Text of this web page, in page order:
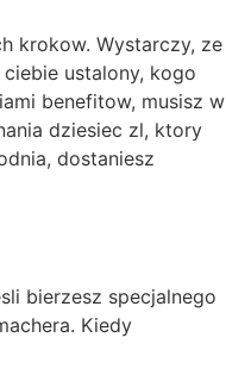
krokow. Wystarczy, ze
ustalony, kogo
benefitow, musisz w
dziesiec zl, ktory
dostaniesz
bierzesz specjalnego
Kiedy